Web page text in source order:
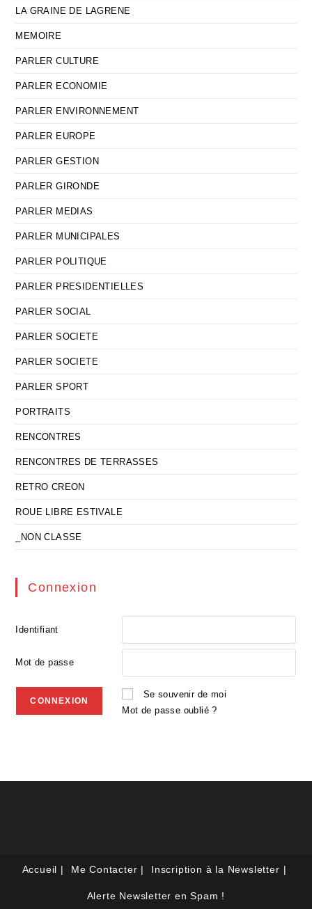
LA GRAINE DE LAGRENE
MEMOIRE
PARLER CULTURE
PARLER ECONOMIE
PARLER ENVIRONNEMENT
PARLER EUROPE
PARLER GESTION
PARLER GIRONDE
PARLER MEDIAS
PARLER MUNICIPALES
PARLER POLITIQUE
PARLER PRESIDENTIELLES
PARLER SOCIAL
PARLER SOCIETE
PARLER SOCIETE
PARLER SPORT
PORTRAITS
RENCONTRES
RENCONTRES DE TERRASSES
RETRO CREON
ROUE LIBRE ESTIVALE
_NON CLASSE
Connexion
Identifiant
Mot de passe
Se souvenir de moi
Mot de passe oublié ?
Accueil Me Contacter Inscription à la Newsletter
Alerte Newsletter en Spam !